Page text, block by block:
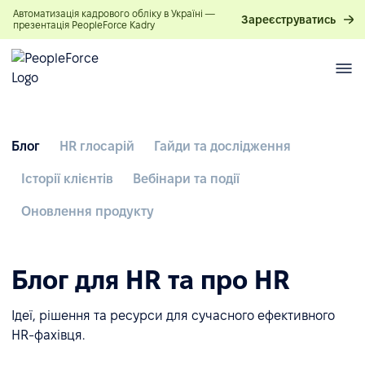
Автоматизація кадрового обліку в Україні —
презентація PeopleForce Kadry
Зареєструватись
Блог HR глосарій Гайди та дослідження
Історії клієнтів Вебінари та події
Оновлення продукту
Блог для HR та про HR
Ідеї, рішення та ресурси для сучасного ефективного
HR-фахівця.